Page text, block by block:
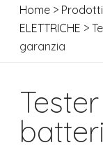
Home > Prodotti
ELETTRICHE >
garanzia